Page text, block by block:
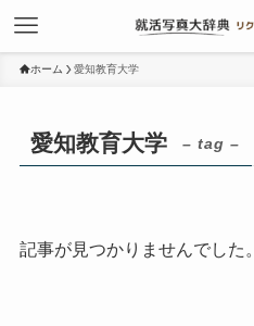
ホーム 愛知教育大学
愛知教育大学 – tag –
記事が見つかりませんでした。